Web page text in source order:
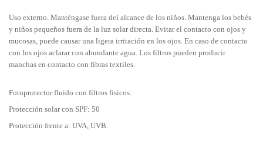
Uso externo. Manténgase fuera del alcance de los niños. Mantenga los bebés
y niños pequeños fuera de la luz solar directa. Evitar el contacto con ojos y
mucosas, puede causar una ligera irritación en los ojos. En caso de contacto
con los ojos aclarar con abundante agua. Los filtros pueden producir
manchas en contacto con fibras textiles.
Fotoprotector fluido con filtros fisicos.
Protección solar con SPF: 50
Protección frente a: UVA, UVB.